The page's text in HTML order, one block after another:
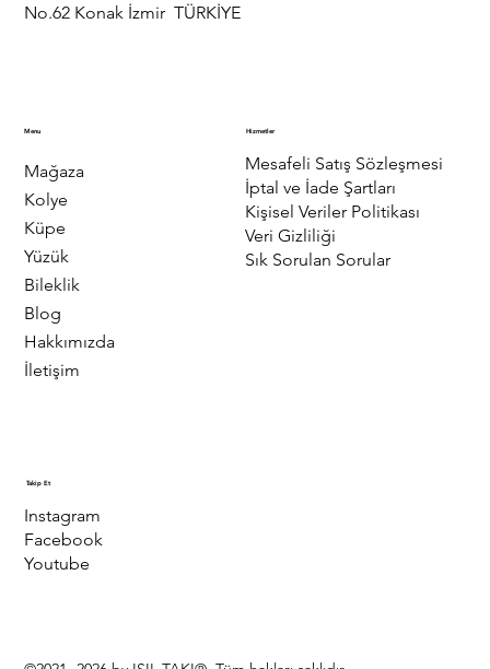
No.62 Konak İzmir TÜRKİYE
Menu
Mağaza
Kolye
Küpe
Yüzük
Bileklik
Blog
Hakkımızda
İletişim
Hizmetler
Mesafeli Satış Sözleşmesi
İptal ve İade Şartları
Kişisel Veriler Politikası
Veri Gizliliği
Sık Sorulan Sorular
Takip Et
Instagram
Facebook
Youtube